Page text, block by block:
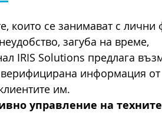
които се занимават с лични
загуба на време,
IRIS Solutions предлага
верифицирана информация от
им.
управление на